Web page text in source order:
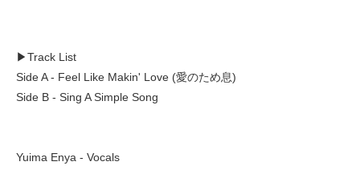
▶︎Track List
Side A - Feel Like Makin' Love (愛のため息)
Side B - Sing A Simple Song
Yuima Enya - Vocals